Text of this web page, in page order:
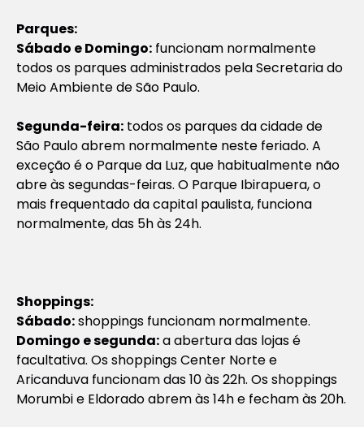
Parques:
Sábado e Domingo: funcionam normalmente
todos os parques administrados pela Secretaria do
Meio Ambiente de São Paulo.
Segunda-feira: todos os parques da cidade de
São Paulo abrem normalmente neste feriado. A
exceção é o Parque da Luz, que habitualmente não
abre às segundas-feiras. O Parque Ibirapuera, o
mais frequentado da capital paulista, funciona
normalmente, das 5h às 24h.
Shoppings:
Sábado:shoppings funcionam normalmente.
Domingo e segunda:a abertura das lojas é
facultativa. Os shoppings Center Norte e
Aricanduva funcionam das 10 às 22h. Os shoppings
Morumbi e Eldorado abrem às 14h e fecham às 20h.